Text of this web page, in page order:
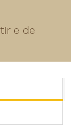
e de